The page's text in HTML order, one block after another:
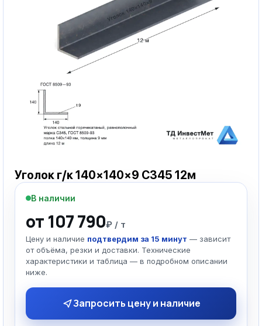
Уголок г/к 140×140×9 С345 12м
В наличии
от 107 790₽ / т
Цену и наличие подтвердим за 15 минут — зависит
от объёма, резки и доставки. Технические
характеристики и таблица — в подробном описании
ниже.
Запросить цену и наличие